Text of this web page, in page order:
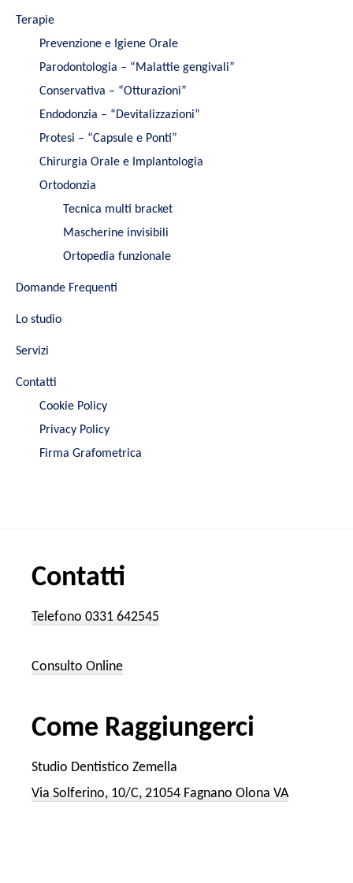
Terapie
Prevenzione e Igiene Orale
Parodontologia – “Malattie gengivali”
Conservativa – “Otturazioni”
Endodonzia – “Devitalizzazioni”
Protesi – “Capsule e Ponti”
Chirurgia Orale e Implantologia
Ortodonzia
Tecnica multi bracket
Mascherine invisibili
Ortopedia funzionale
Domande Frequenti
Lo studio
Servizi
Contatti
Cookie Policy
Privacy Policy
Firma Grafometrica
Contatti
Telefono 0331 642545
Consulto Online
Come Raggiungerci
Studio Dentistico Zemella
Via Solferino, 10/C, 21054 Fagnano Olona VA